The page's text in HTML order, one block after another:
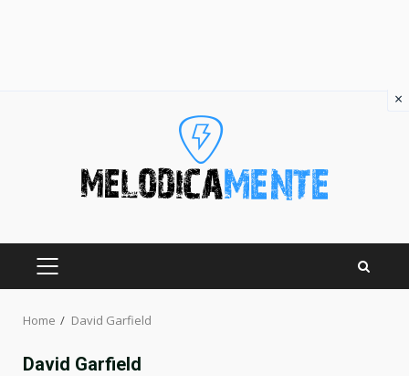
PRIMARY
Home David Garfield
David Garfield
×